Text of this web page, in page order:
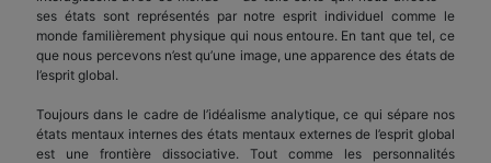
ses états sont représentés par notre esprit individuel comme le
monde familièrement physique qui nous entoure. En tant que tel, ce
que nous percevons n’est qu’une image, une apparence des états de
l’esprit global.
Toujours dans le cadre de l’idéalisme analytique, ce qui sépare nos
états mentaux internes des états mentaux externes de l’esprit global
est une frontière dissociative. Tout comme les personnalités